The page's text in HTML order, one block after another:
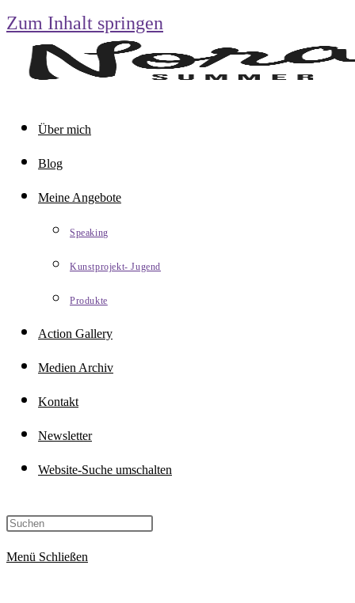
Zum Inhalt springen
Über mich
Blog
Meine Angebote
Speaking
Kunstprojekt- Jugend
Produkte
Action Gallery
Medien Archiv
Kontakt
Newsletter
Website-Suche umschalten
Menü Schließen